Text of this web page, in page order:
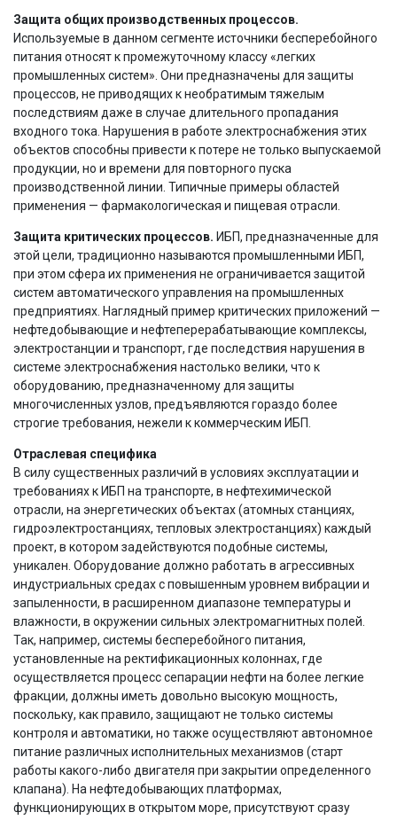
Защита общих производственных процессов.
Используемые в данном сегменте источники бесперебойного
питания относят к промежуточному классу «легких
промышленных систем». Они предназначены для защиты
процессов, не приводящих к необратимым тяжелым
последствиям даже в случае длительного пропадания
входного тока. Нарушения в работе электроснабжения этих
объектов способны привести к потере не только выпускаемой
продукции, но и времени для повторного пуска
производственной линии. Типичные примеры областей
применения — фармакологическая и пищевая отрасли.
Защита критических процессов. ИБП, предназначенные для
этой цели, традиционно называются промышленными ИБП,
при этом сфера их применения не ограничивается защитой
систем автоматического управления на промышленных
предприятиях. Наглядный пример критических приложений —
нефтедобывающие и нефтеперерабатывающие комплексы,
электростанции и транспорт, где последствия нарушения в
системе электроснабжения настолько велики, что к
оборудованию, предназначенному для защиты
многочисленных узлов, предъявляются гораздо более
строгие требования, нежели к коммерческим ИБП.
Отраслевая специфика
В силу существенных различий в условиях эксплуатации и
требованиях к ИБП на транспорте, в нефтехимической
отрасли, на энергетических объектах (атомных станциях,
гидроэлектростанциях, тепловых электростанциях) каждый
проект, в котором задействуются подобные системы,
уникален. Оборудование должно работать в агрессивных
индустриальных средах с повышенным уровнем вибрации и
запыленности, в расширенном диапазоне температуры и
влажности, в окружении сильных электромагнитных полей.
Так, например, системы бесперебойного питания,
установленные на ректификационных колоннах, где
осуществляется процесс сепарации нефти на более легкие
фракции, должны иметь довольно высокую мощность,
поскольку, как правило, защищают не только системы
контроля и автоматики, но также осуществляют автономное
питание различных исполнительных механизмов (старт
работы какого-либо двигателя при закрытии определенного
клапана). На нефтедобывающих платформах,
функционирующих в открытом море, присутствуют сразу